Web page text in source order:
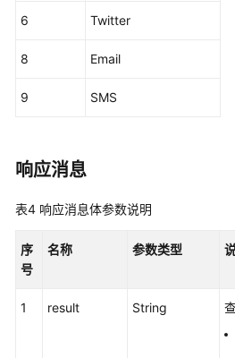
询
接
历
6 Twitter
8 Email
9 SMS
响应消息
表4 响应消息体参数说明
序
号
名称 参数类型
1 result String